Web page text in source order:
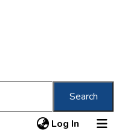
Search
Log In (current)